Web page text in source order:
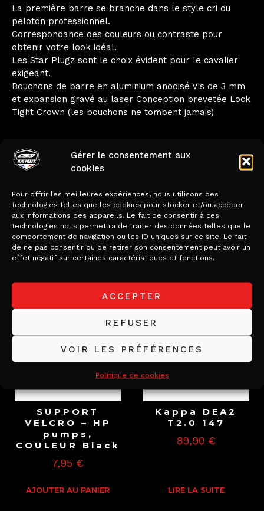
Gérer le consentement aux
cookies
Pour offrir les meilleures expériences, nous utilisons des
technologies telles que les cookies pour stocker et/ou accéder
aux informations des appareils. Le fait de consentir à ces
technologies nous permettra de traiter des données telles que le
comportement de navigation ou les ID uniques sur ce site. Le fait
de ne pas consentir ou de retirer son consentement peut avoir un
effet négatif sur certaines caractéristiques et fonctions.
ACCEPTER
REFUSER
VOIR LES PRÉFÉRENCES
Politique de cookies
La première barre se branche dans le style cri du
peloton professionnel.
Correspondance des couleurs ou contraste pour
obtenir votre look idéal.
Les Star Plugz sont le choix évident pour le cavalier
exigeant.
Bouchons de barre en aluminium anodisé Vis de 3 mm
et expansion gravé au laser Conception brevetée Lock
Tight Crown (les bouchons ne tombent jamais)
Produits
similaires
SUPPORT
VELCRO – HP
pumps,
COULEUR Black
7,95 €
AJOUTER AU PANIER
Kappa DEA2
T2.0 147
89,90 €
LIRE LA SUITE